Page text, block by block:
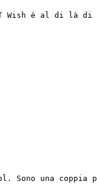
Wish è al di là di
Sono una coppia